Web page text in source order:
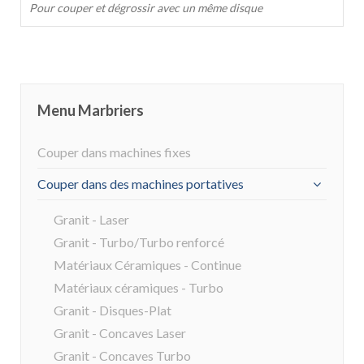
Pour couper et dégrossir avec un même disque
Menu Marbriers
Couper dans machines fixes
Couper dans des machines portatives
Granit - Laser
Granit - Turbo/Turbo renforcé
Matériaux Céramiques - Continue
Matériaux céramiques - Turbo
Granit - Disques-Plat
Granit - Concaves Laser
Granit - Concaves Turbo